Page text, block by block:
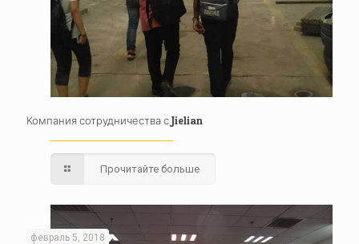
Компания сотрудничества с Jielian
Прочитайте больше
февраль 5, 2018